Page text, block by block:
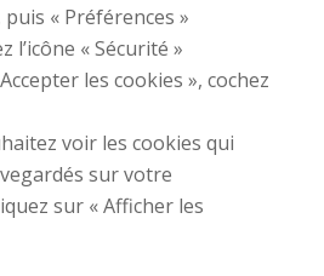
« Préférences »
l’icône « Sécurité »
les cookies », cochez
voir les cookies qui
sur votre
sur « Afficher les